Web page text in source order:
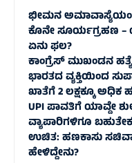
ಭೀಮನ
ಕೊನೇ ಸೂರ್ಯಗ್ರಹಣ –
ಏನು ಫಲ?
ಕಾಂಗ್ರೆಸ್‌ ಮುಖಂಡನ
ಭಾರತದ ವ್ಯಕ್ತಿಯಿಂದ
ಖಾತೆಗೆ 2 ಲಕ್ಷಕ್ಕೂ ಅಧಿಕ
UPI ಪಾವತಿಗೆ ಯಾವ್ದೇ
ವ್ಯಾಪಾರಿಗಳಿಗೂ
ಉಚಿತ: ಹಣಕಾಸು
ಹೇಳಿದ್ದೇನು?